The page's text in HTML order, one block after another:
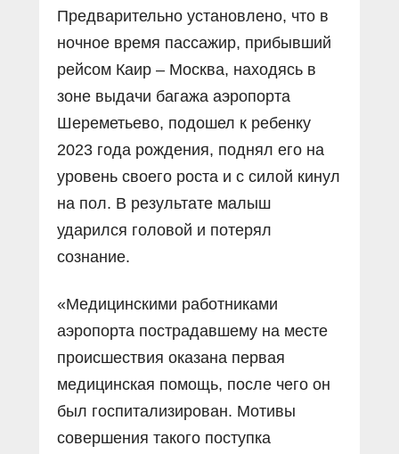
Предварительно установлено, что в
ночное время пассажир, прибывший
рейсом Каир – Москва, находясь в
зоне выдачи багажа аэропорта
Шереметьево, подошел к ребенку
2023 года рождения, поднял его на
уровень своего роста и с силой кинул
на пол. В результате малыш
ударился головой и потерял
сознание.
«Медицинскими работниками
аэропорта пострадавшему на месте
происшествия оказана первая
медицинская помощь, после чего он
был госпитализирован. Мотивы
совершения такого поступка